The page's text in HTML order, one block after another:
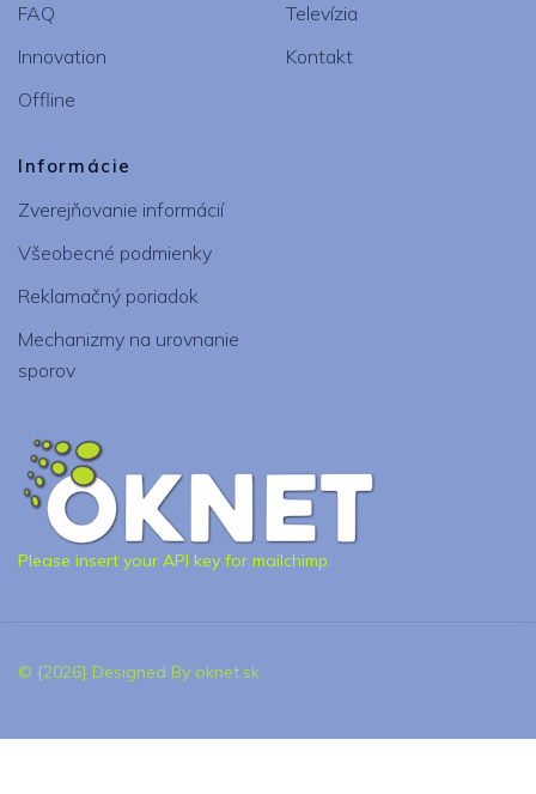
FAQ
Innovation
Offline
Televízia
Kontakt
Informácie
Zverejňovanie informácií
Všeobecné podmienky
Reklamačný poriadok
Mechanizmy na urovnanie
sporov
Please insert your API key for mailchimp.
© {2026} Designed By oknet.sk